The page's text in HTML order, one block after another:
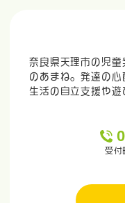
奈良県天理市の児童
のあまね。発達の
生活の自立支援や遊
受